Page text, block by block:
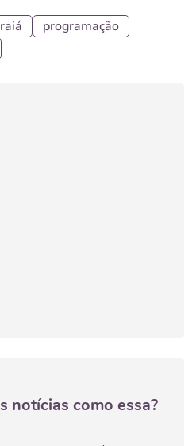
programação
notícias como essa?